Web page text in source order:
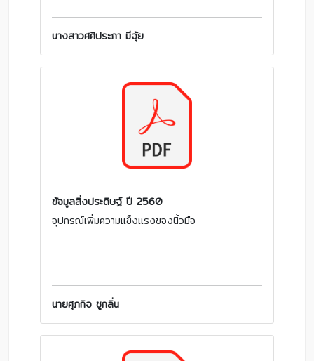
นางสาวศศิประภา มีจุ้ย
ข้อมูลสิ่งประดิษฐ์ ปี 2560
อุปกรณ์เพิ่มความแข็งแรงของนิ้วมือ
นายศุภกิจ ชูกลิ่น